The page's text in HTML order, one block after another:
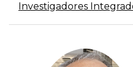
Investigadores